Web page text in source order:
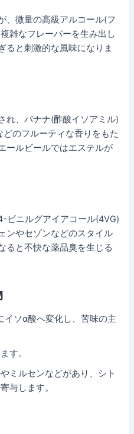
、微量の高級アルコール(フ
雑なフレーバーを生み出し
ると刺激的な風味になりま
れ、バナナ(酢酸イソアミル)
のフルーティな香りをもた
ールビールではエステルが
ビニルグアイアコール(4VG)
ンやセゾンなどのスタイル
ると不快な薬品臭を生じる
イソα酸へ変化し、苦味の主
す。
ミルセンなどがあり、シト
与します。